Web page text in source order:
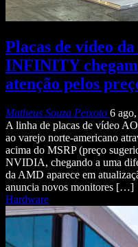
Placas de vídeo
INFINITY
atenção pelos
Matheus Souza Peixoto 6
A linha de placas de vídeo
ao varejo norte-americano
acima do MSRP (preço
NVIDIA, chegando a uma
da AMD aparece em
anuncia novos monitores […]
Hardware